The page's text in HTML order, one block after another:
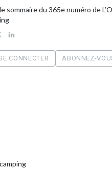
sommaire du 365e numéro de
CONNECTER ABONNEZ-